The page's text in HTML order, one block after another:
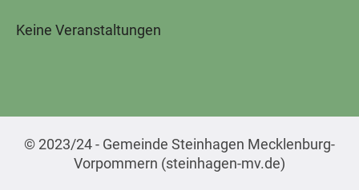
Keine Veranstaltungen
© 2023/24 - Gemeinde Steinhagen Mecklenburg-
Vorpommern (steinhagen-mv.de)